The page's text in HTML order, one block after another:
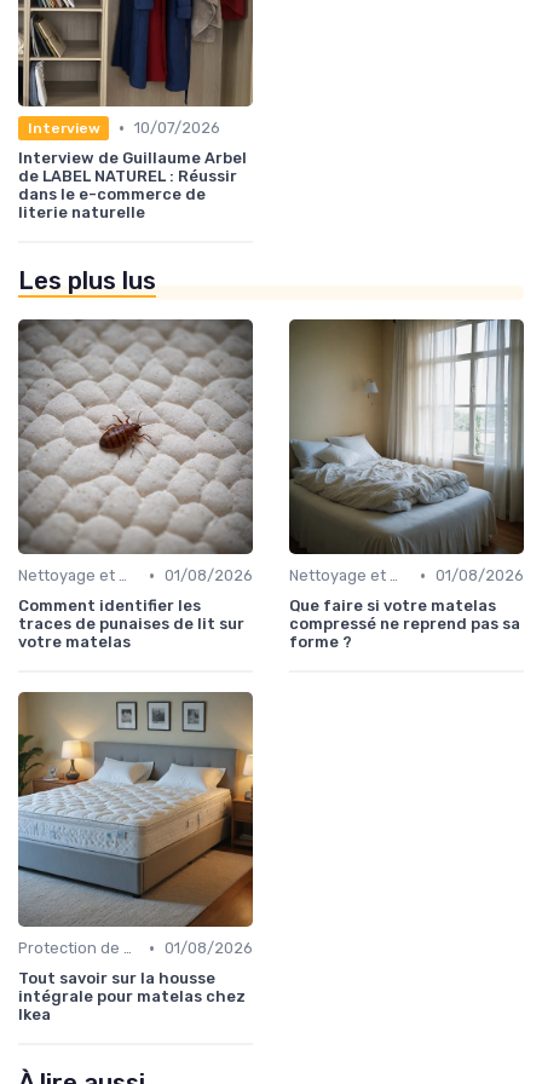
Interview • 10/07/2026
Interview de Guillaume Arbel
de LABEL NATUREL : Réussir
dans le e-commerce de
literie naturelle
Les plus lus
Nettoyage et maintenance • 01/08/2026
Comment identifier les
traces de punaises de lit sur
votre matelas
Nettoyage et maintenance • 01/08/2026
Que faire si votre matelas
compressé ne reprend pas sa
forme ?
Protection de matelas • 01/08/2026
Tout savoir sur la housse
intégrale pour matelas chez
Ikea